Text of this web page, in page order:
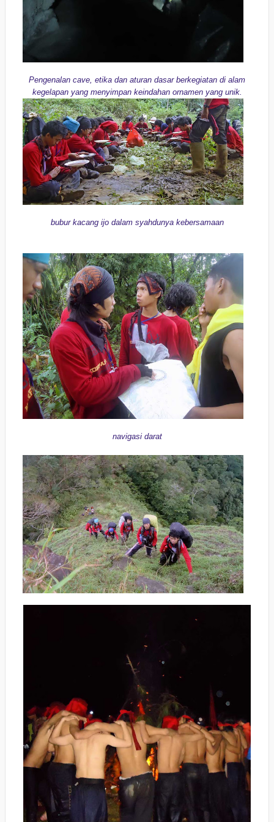
Pengenalan cave, etika dan aturan dasar berkegiatan di alam
kegelapan yang menyimpan keindahan ornamen yang unik.
bubur kacang ijo dalam syahdunya kebersamaan
navigasi darat